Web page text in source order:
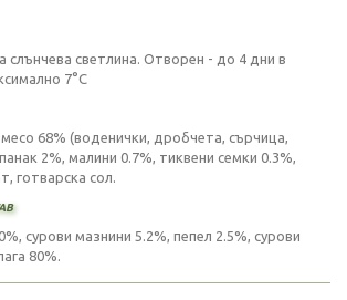
слънчева светлина. Отворен - до 4 дни в
7°C
68% (воденички, дробчета, сърчица,
2%, малини 0.7%, тиквени семки 0.3%,
готварска сол.
сурови мазнини 5.2%, пепел 2.5%, сурови
80%.